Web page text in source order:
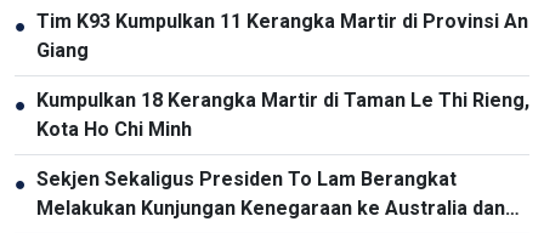
● Tim K93 Kumpulkan 11 Kerangka Martir di Provinsi An
Giang
● Kumpulkan 18 Kerangka Martir di Taman Le Thi Rieng,
Kota Ho Chi Minh
● Sekjen Sekaligus Presiden To Lam Berangkat
Melakukan Kunjungan Kenegaraan ke Australia dan